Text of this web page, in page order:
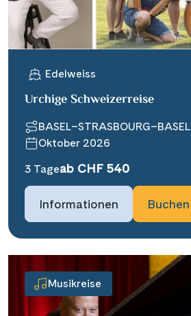
Edelweiss
Urchige Schweizerreise
BASEL–STRASBOURG–BASEL
Oktober 2026
3 Tageab CHF 540
Informationen Buchen
Musikreise